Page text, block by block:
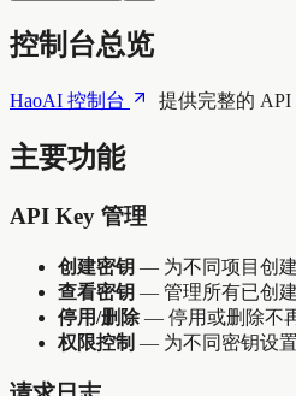
控制台总览
HaoAI 控制台 提供完整的 API
主要功能
API Key 管理
创建密钥 — 为不同项目创
查看密钥 — 管理所有已创
停用/删除— 停用或删除不
权限控制 — 为不同密钥设